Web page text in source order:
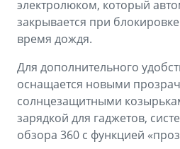
электролюком, который
закрывается при
время дождя.
Для дополнительного
оснащается новыми
солнцезащитными
зарядкой для гаджетов,
обзора 360 с функцией